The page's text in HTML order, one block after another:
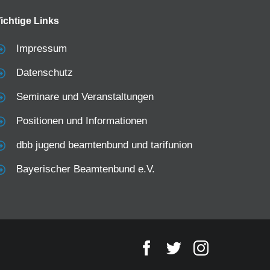
Links
Impressum
Datenschutz
Seminare und Veranstaltungen
Positionen und Informationen
dbb jugend beamtenbund und tarifunion
Bayerischer Beamtenbund e.V.
Facebook
TwitterInstagram